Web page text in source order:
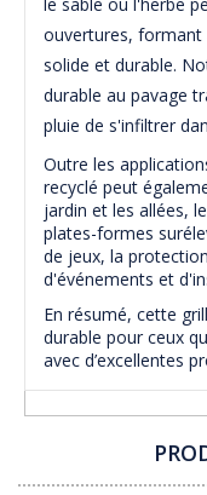
ouvertures, formant
solide et durable.
durable au pavage
pluie de s'infiltrer
Outre les
recyclé peut
jardin et les allées,
plates-formes
de jeux, la
d'événements et
En résumé, cette
durable pour ceux
avec d’excellentes